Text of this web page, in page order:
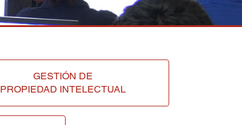
GESTIÓN DE
PROPIEDAD INTELECTUAL